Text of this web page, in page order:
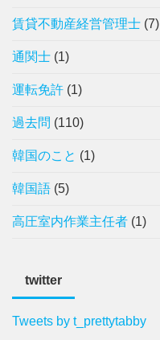
賃貸不動産経営管理士 (7)
通関士 (1)
運転免許 (1)
過去問 (110)
韓国のこと (1)
韓国語 (5)
高圧室内作業主任者 (1)
twitter
Tweets by t_prettytabby